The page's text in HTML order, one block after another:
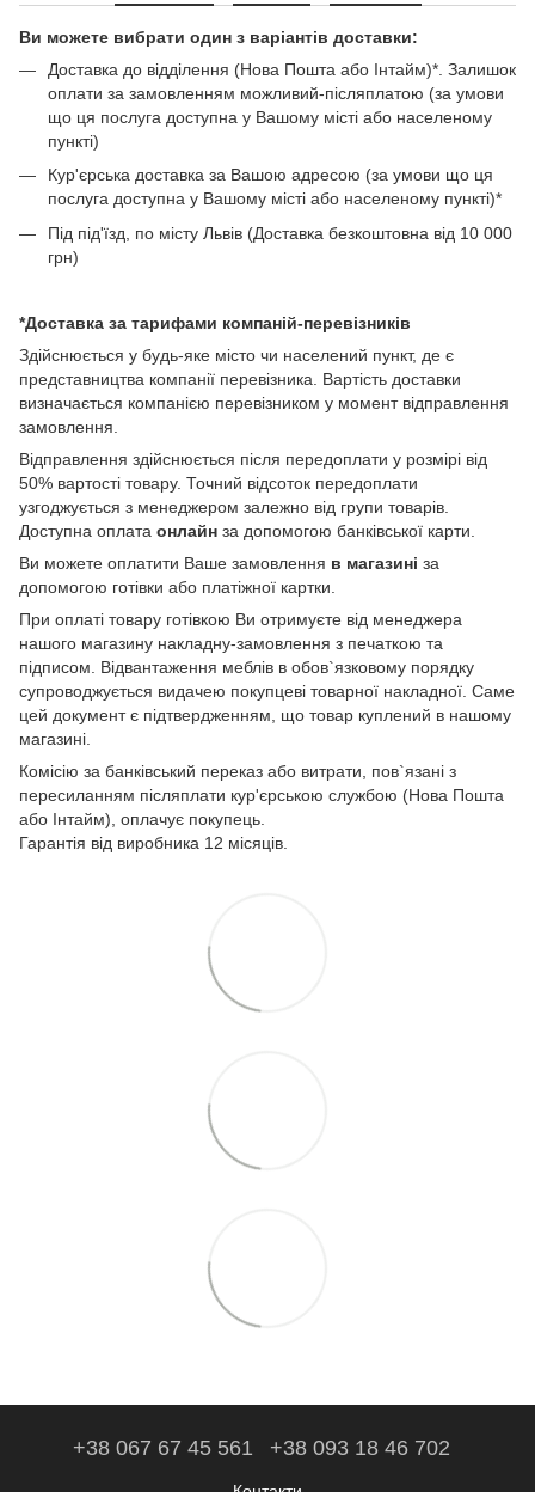
Ви можете вибрати один з варіантів доставки:
Доставка до відділення (Нова Пошта або Інтайм)*. Залишок
оплати за замовленням можливий-післяплатою (за умови
що ця послуга доступна у Вашому місті або населеному
пункті)
Кур'єрська доставка за Вашою адресою (за умови що ця
послуга доступна у Вашому місті або населеному пункті)*
Під під'їзд, по місту Львів (Доставка безкоштовна від 10 000
грн)
*Доставка за тарифами компаній-перевізників
Здійснюється у будь-яке місто чи населений пункт, де є
представництва компанії перевізника. Вартість доставки
визначається компанією перевізником у момент відправлення
замовлення.
Відправлення здійснюється після передоплати у розмірі від
50% вартості товару. Точний відсоток передоплати
узгоджується з менеджером залежно від групи товарів.
Доступна оплата онлайн за допомогою банківської карти.
Ви можете оплатити Ваше замовлення в магазині за
допомогою готівки або платіжної картки.
При оплаті товару готівкою Ви отримуєте від менеджера
нашого магазину накладну-замовлення з печаткою та
підписом. Відвантаження меблів в обов`язковому порядку
супроводжується видачею покупцеві товарної накладної. Саме
цей документ є підтвердженням, що товар куплений в нашому
магазині.
Комісію за банківський переказ або витрати, пов`язані з
пересиланням післяплати кур'єрською службою (Нова Пошта
або Інтайм), оплачує покупець.
Гарантія від виробника 12 місяців.
+38 067 67 45 561 +38 093 18 46 702